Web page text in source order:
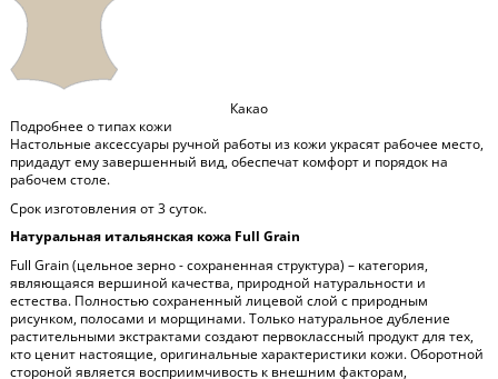
Какао
Подробнее о типах кожи
Настольные аксессуары ручной работы из кожи украсят рабочее место,
придадут ему завершенный вид, обеспечат комфорт и порядок на
рабочем столе.
Срок изготовления от 3 суток.
Натуральная итальянская кожа Full Grain
Full Grain (цельное зерно - сохраненная структура) – категория,
являющаяся вершиной качества, природной натуральности и
естества. Полностью сохраненный лицевой слой с природным
рисунком, полосами и морщинами. Только натуральное дубление
растительными экстрактами создают первоклассный продукт для тех,
кто ценит настоящие, оригинальные характеристики кожи. Оборотной
стороной является восприимчивость к внешним факторам,